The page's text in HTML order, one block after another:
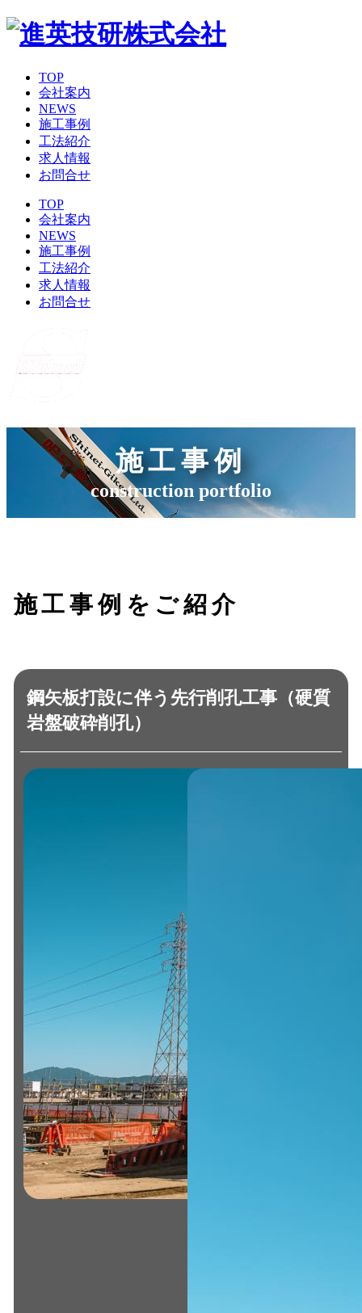
TOP
会社案内
NEWS
施工事例
工法紹介
求人情報
お問合せ
TOP
会社案内
NEWS
施工事例
工法紹介
求人情報
お問合せ
施工事例
construction portfolio
施工事例をご紹介
鋼矢板打設に伴う先行削孔工事（硬質
岩盤破砕削孔）